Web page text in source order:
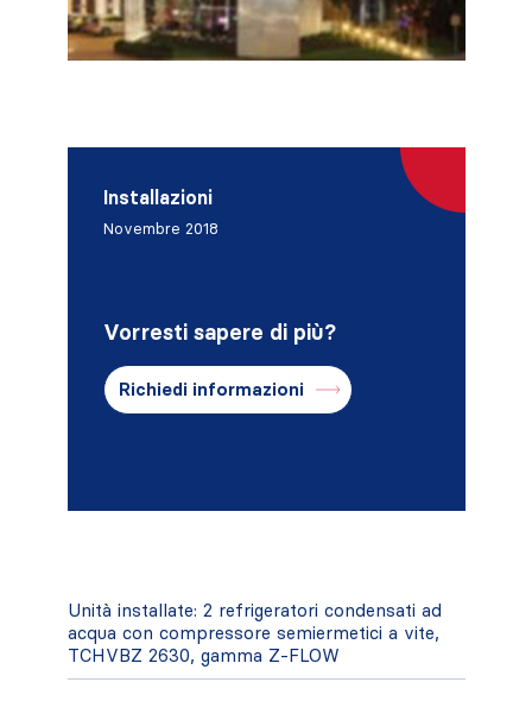
Installazioni
Novembre 2018
Vorresti sapere di più?
Richiedi informazioni
Unità installate: 2 refrigeratori condensati ad
acqua con compressore semiermetici a vite,
TCHVBZ 2630, gamma Z-FLOW